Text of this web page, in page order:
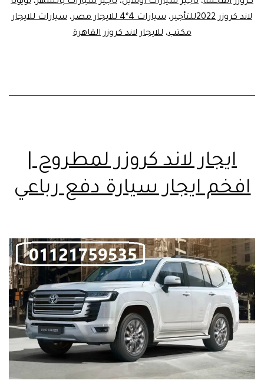
لاند كروزر 2022للتأجير
، سيارات 4*4 للايجار مصر ، سيارات للايجار
مكتب،للايجار لاند كروزر القاهرة
ايجار لاند كروزر لمطروح |
افخم ايجار سيارة دفع رباعي